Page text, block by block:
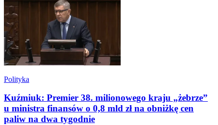
Polityka
Kuźmiuk: Premier 38. milionowego kraju „żebrze”
u ministra finansów o 0,8 mld zł na obniżkę cen
paliw na dwa tygodnie